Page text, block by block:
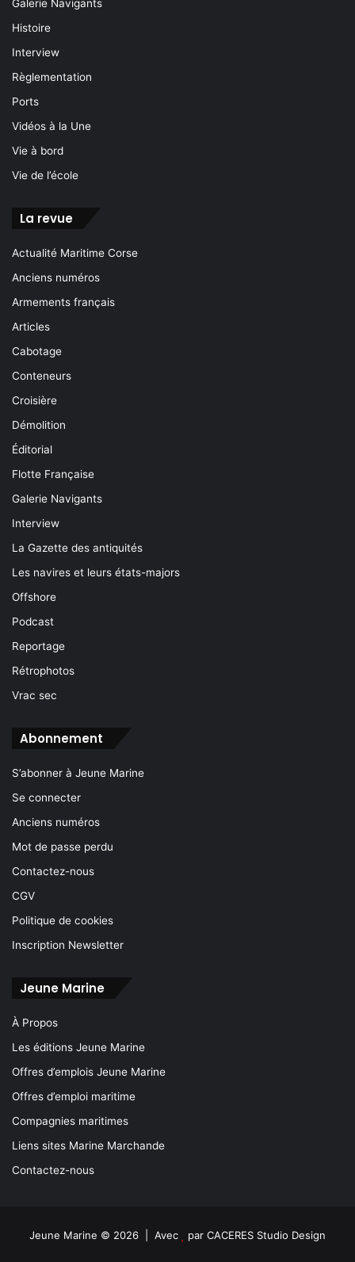
Galerie Navigants
Histoire
Interview
Règlementation
Ports
Vidéos à la Une
Vie à bord
Vie de l’école
La revue
Actualité Maritime Corse
Anciens numéros
Armements français
Articles
Cabotage
Conteneurs
Croisière
Démolition
Éditorial
Flotte Française
Galerie Navigants
Interview
La Gazette des antiquités
Les navires et leurs états-majors
Offshore
Podcast
Reportage
Rétrophotos
Vrac sec
Abonnement
S’abonner à Jeune Marine
Se connecter
Anciens numéros
Mot de passe perdu
Contactez-nous
CGV
Politique de cookies
Inscription Newsletter
Jeune Marine
À Propos
Les éditions Jeune Marine
Offres d’emplois Jeune Marine
Offres d’emploi maritime
Compagnies maritimes
Liens sites Marine Marchande
Contactez-nous
Jeune Marine © 2026 | Avec par CACERES Studio Design